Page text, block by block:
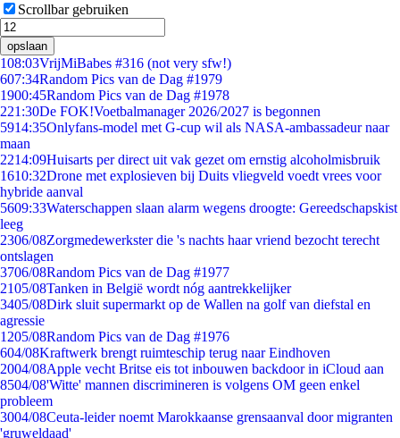
Scrollbar gebruiken
opslaan
108:03VrijMiBabes #316 (not very sfw!)
607:34Random Pics van de Dag #1979
1900:45Random Pics van de Dag #1978
221:30De FOK!Voetbalmanager 2026/2027 is begonnen
5914:35Onlyfans-model met G-cup wil als NASA-ambassadeur naar
maan
2214:09Huisarts per direct uit vak gezet om ernstig alcoholmisbruik
1610:32Drone met explosieven bij Duits vliegveld voedt vrees voor
hybride aanval
5609:33Waterschappen slaan alarm wegens droogte: Gereedschapskist
leeg
2306/08Zorgmedewerkster die 's nachts haar vriend bezocht terecht
ontslagen
3706/08Random Pics van de Dag #1977
2105/08Tanken in België wordt nóg aantrekkelijker
3405/08Dirk sluit supermarkt op de Wallen na golf van diefstal en
agressie
1205/08Random Pics van de Dag #1976
604/08Kraftwerk brengt ruimteschip terug naar Eindhoven
2004/08Apple vecht Britse eis tot inbouwen backdoor in iCloud aan
8504/08'Witte' mannen discrimineren is volgens OM geen enkel
probleem
3004/08Ceuta-leider noemt Marokkaanse grensaanval door migranten
'gruweldaad'